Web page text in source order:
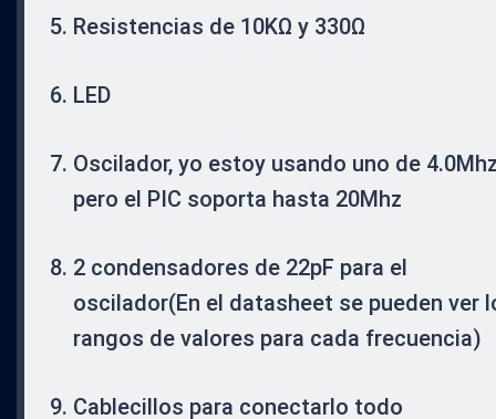
Resistencias de 10KΩ y 330Ω
LED
Oscilador, yo estoy usando uno de
pero el PIC soporta hasta 20Mhz
2 condensadores de 22pF para el
oscilador(En el datasheet se pueden ver
rangos de valores para cada frecuencia)
Cablecillos para conectarlo todo